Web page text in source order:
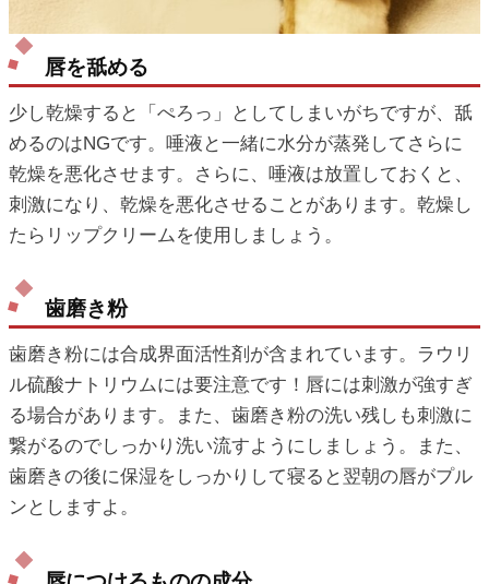
唇を舐める
少し乾燥すると「ぺろっ」としてしまいがちですが、舐
めるのはNGです。唾液と一緒に水分が蒸発してさらに
乾燥を悪化させます。さらに、唾液は放置しておくと、
刺激になり、乾燥を悪化させることがあります。乾燥し
たらリップクリームを使用しましょう。
歯磨き粉
歯磨き粉には合成界面活性剤が含まれています。ラウリ
ル硫酸ナトリウムには要注意です！唇には刺激が強すぎ
る場合があります。また、歯磨き粉の洗い残しも刺激に
繋がるのでしっかり洗い流すようにしましょう。また、
歯磨きの後に保湿をしっかりして寝ると翌朝の唇がプル
ンとしますよ。